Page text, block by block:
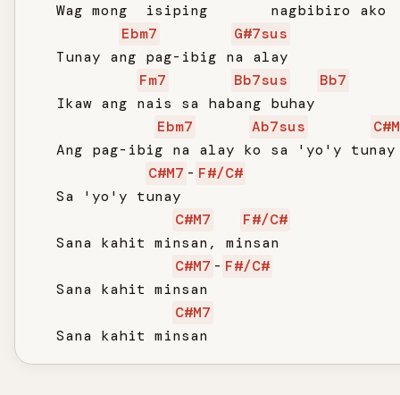
   Wag mong  isiping       nagbibiro ako
Ebm7
G#7sus
   Tunay ang pag-ibig na alay
Fm7
Bb7sus
Bb7
   Ikaw ang nais sa habang buhay
Ebm7
Ab7sus
   Ang pag-ibig na alay ko sa 'yo'y tunay
C#M7 - F#/C#
   Sa 'yo'y tunay
C#M7
F#/C#
   Sana kahit minsan, minsan
C#M7 - F#/C#
   Sana kahit minsan
C#M7
   Sana kahit minsan